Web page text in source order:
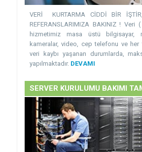
VERİ KURTARMA CİDDİ BİR
REFERANSLARIMIZA BAKINIZ !
hizmetimiz masa üstü bilgisayar,
kameralar, video, cep telefonu ve her
veri kaybı yaşanan durumlarda,
yapılmaktadır. DEVAMI
SERVER KURULUMU BAKIMI